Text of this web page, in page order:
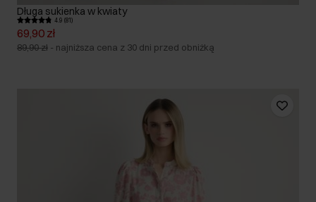
Długa sukienka w kwiaty
4.9 (81)
69,90 zł
89,90 zł - najniższa cena z 30 dni przed obniżką